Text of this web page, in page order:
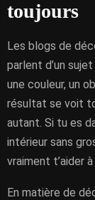
toujours
Les blogs de
parlent d’un
une couleur, un
résultat se voit
autant. Si tu es
intérieur sans
vraiment t’aider
En matière de